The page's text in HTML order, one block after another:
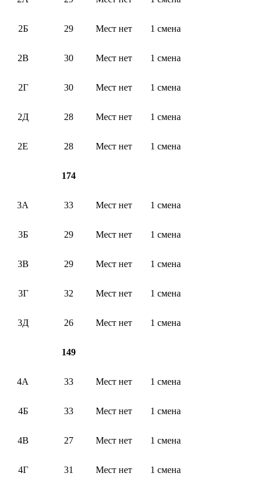
2Б 29 Мест нет 1 смена
2В 30 Мест нет 1 смена
2Г 30 Мест нет 1 смена
2Д 28 Мест нет 1 смена
2Е 28 Мест нет 1 смена
174
3А 33 Мест нет 1 смена
3Б 29 Мест нет 1 смена
3В 29 Мест нет 1 смена
3Г 32 Мест нет 1 смена
3Д 26 Мест нет 1 смена
149
4А 33 Мест нет 1 смена
4Б 33 Мест нет 1 смена
4В 27 Мест нет 1 смена
4Г 31 Мест нет 1 смена